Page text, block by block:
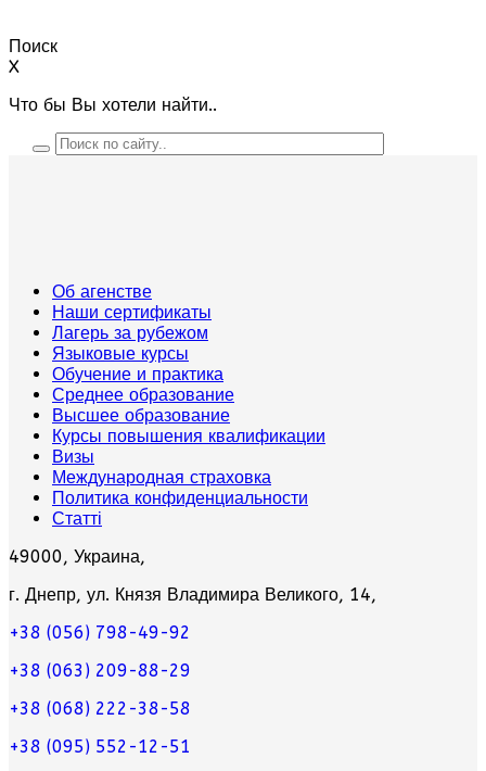
Поиск
X
Что бы Вы хотели найти..
Об агенстве
Наши сертификаты
Лагерь за рубежом
Языковые курсы
Обучение и практика
Среднее образование
Высшее образование
Курсы повышения квалификации
Визы
Международная страховка
Политика конфиденциальности
Статті
49000, Украина,
г. Днепр, ул. Князя Владимира Великого, 14,
+38 (056) 798-49-92
+38 (063) 209-88-29
+38 (068) 222-38-58
+38 (095) 552-12-51